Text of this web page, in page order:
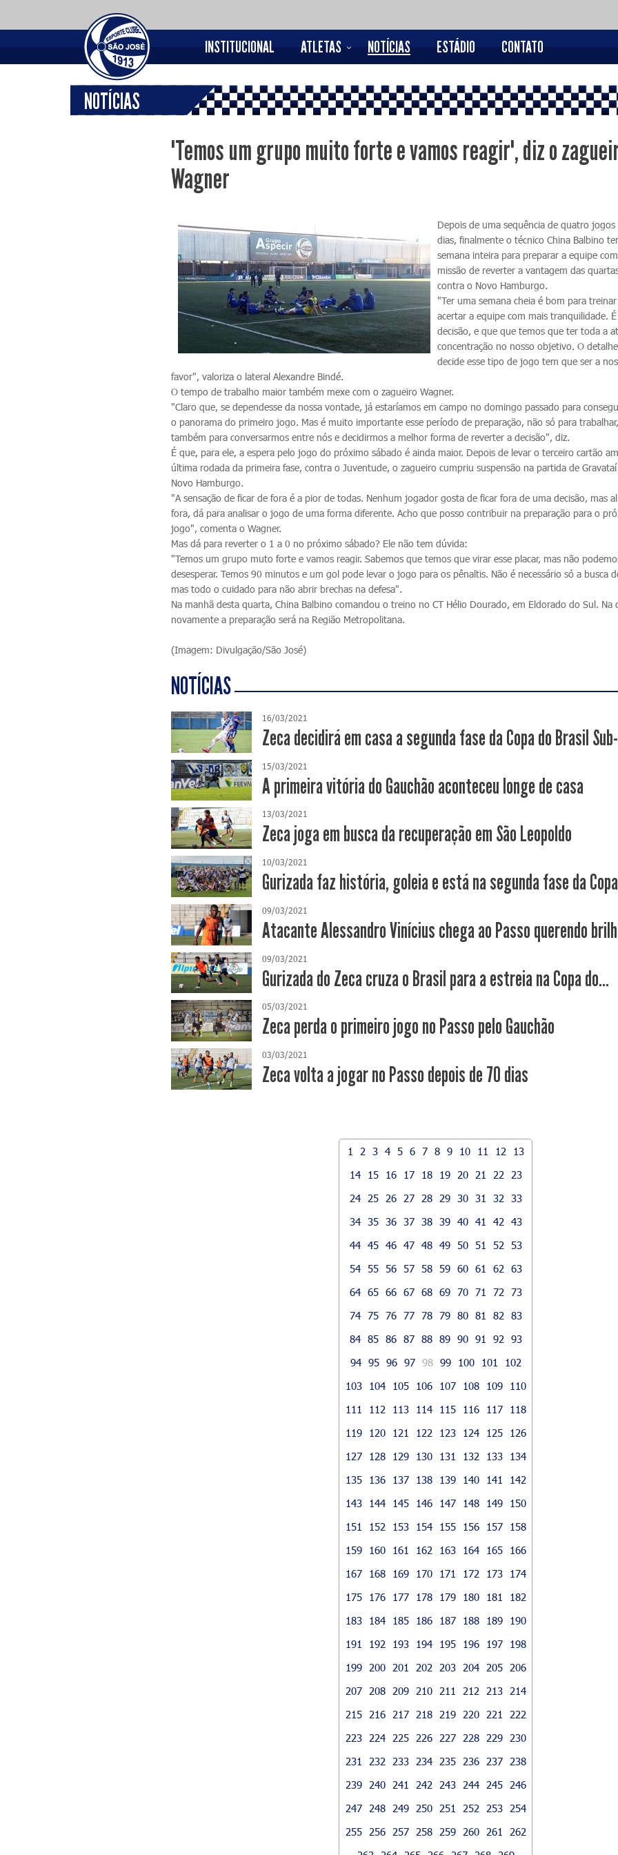
INSTITUCIONAL ATLETAS NOTÍCIAS ESTÁDIO CONTATO
NOTÍCIAS
"Temos um grupo muito forte e vamos reagir", diz o
Wagner
Depois de uma sequência de quatro jogos
dias, finalmente o técnico China Balbino
semana inteira para preparar a equipe
missão de reverter a vantagem das
contra o Novo Hamburgo.
"Ter uma semana cheia é bom para
acertar a equipe com mais tranquilidade.
decisão, e que que temos que ter toda a
concentração no nosso objetivo. O
decide esse tipo de jogo tem que ser a
favor", valoriza o lateral Alexandre Bindé.
O tempo de trabalho maior também mexe com o zagueiro Wagner.
"Claro que, se dependesse da nossa vontade, já estaríamos em campo no domingo passado para
o panorama do primeiro jogo. Mas é muito importante esse período de preparação, não só para
também para conversarmos entre nós e decidirmos a melhor forma de reverter a decisão", diz.
É que, para ele, a espera pelo jogo do próximo sábado é ainda maior. Depois de levar o terceiro cartão
última rodada da primeira fase, contra o Juventude, o zagueiro cumpriu suspensão na partida de
Novo Hamburgo.
"A sensação de ficar de fora é a pior de todas. Nenhum jogador gosta de ficar fora de uma decisão, mas
fora, dá para analisar o jogo de uma forma diferente. Acho que posso contribuir na preparação para o
jogo", comenta o Wagner.
Mas dá para reverter o 1 a 0 no próximo sábado? Ele não tem dúvida:
"Temos um grupo muto forte e vamos reagir. Sabemos que temos que virar esse placar, mas não
desesperar. Temos 90 minutos e um gol pode levar o jogo para os pênaltis. Não é necessário só a busca
mas todo o cuidado para não abrir brechas na defesa".
Na manhã desta quarta, China Balbino comandou o treino no CT Hélio Dourado, em Eldorado do Sul. Na
novamente a preparação será na Região Metropolitana.
(Imagem: Divulgação/São José)
NOTÍCIAS
16/03/2021
Zeca decidirá em casa a segunda fase da Copa do Brasil
15/03/2021
A primeira vitória do Gauchão aconteceu longe de casa
13/03/2021
Zeca joga em busca da recuperação em São Leopoldo
10/03/2021
Gurizada faz história, goleia e está na segunda fase da
09/03/2021
Atacante Alessandro Vinícius chega ao Passo querendo
09/03/2021
Gurizada do Zeca cruza o Brasil para a estreia na Copa do...
05/03/2021
Zeca perda o primeiro jogo no Passo pelo Gauchão
03/03/2021
Zeca volta a jogar no Passo depois de 70 dias
1 2 3 4 5 6 7 8 9 10 11 12
13
14
15 16 17 18 19 20 21 22
23
24
25 26 27 28 29 30 31 32
33
34 35 36 37 38 39 40 41 42
43
44 45 46 47 48 49 50 51 52
53
54 55 56 57 58 59 60 61 62
63
64 65 66 67 68 69 70 71 72
73
74 75 76 77 78 79 80 81 82
83
84 85 86 87 88 89 90 91 92
93
94 95 96 97 98 99 100 101
102
103
104 105 106 107 108 109
110
111
112 113 114 115 116 117
118
119
120 121 122 123 124 125
126
127
128 129 130 131 132 133
134
135
136 137 138 139 140 141
142
143
144 145 146 147 148 149
150
151
152 153 154 155 156 157
158
159
160 161 162 163 164 165
166
167
168 169 170 171 172 173
174
175
176 177 178 179 180 181
182
183
184 185 186 187 188 189
190
191
192 193 194 195 196 197
198
199
200 201 202 203 204 205
206
207
208 209 210 211 212 213
214
215
216 217 218 219 220 221
222
223
224 225 226 227 228 229
230
231
232 233 234 235 236 237
238
239
240 241 242 243 244 245
246
247
248 249 250 251 252 253
254
255
256 257 258 259 260 261
262